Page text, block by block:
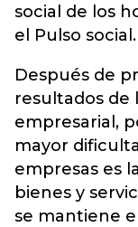
social de los
el Pulso social.
Después de
resultados de
empresarial,
mayor
empresas es
bienes y
se mantiene